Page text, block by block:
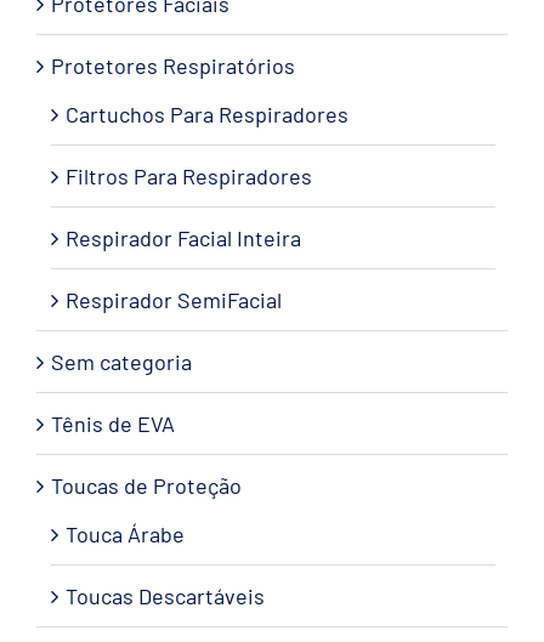
Protetores Respiratórios
Cartuchos Para Respiradores
Filtros Para Respiradores
Respirador Facial Inteira
Respirador SemiFacial
Sem categoria
Tênis de EVA
Toucas de Proteção
Touca Árabe
Toucas Descartáveis